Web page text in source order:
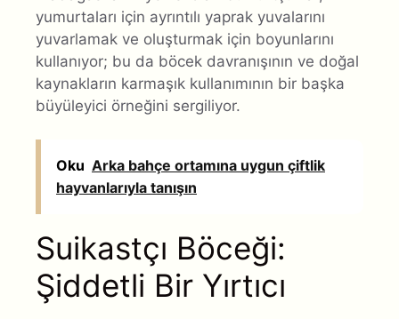
yumurtaları için ayrıntılı yaprak yuvalarını
yuvarlamak ve oluşturmak için boyunlarını
kullanıyor; bu da böcek davranışının ve doğal
kaynakların karmaşık kullanımının bir başka
büyüleyici örneğini sergiliyor.
Oku Arka bahçe ortamına uygun çiftlik
hayvanlarıyla tanışın
Suikastçı Böceği:
Şiddetli Bir Yırtıcı